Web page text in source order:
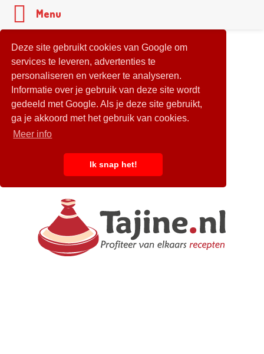
Deze site gebruikt cookies van Google om
services te leveren, advertenties te
personaliseren en verkeer te analyseren.
Informatie over je gebruik van deze site wordt
gedeeld met Google. Als je deze site gebruikt,
ga je akkoord met het gebruik van cookies.
Meer info
Ik snap het!
Menu